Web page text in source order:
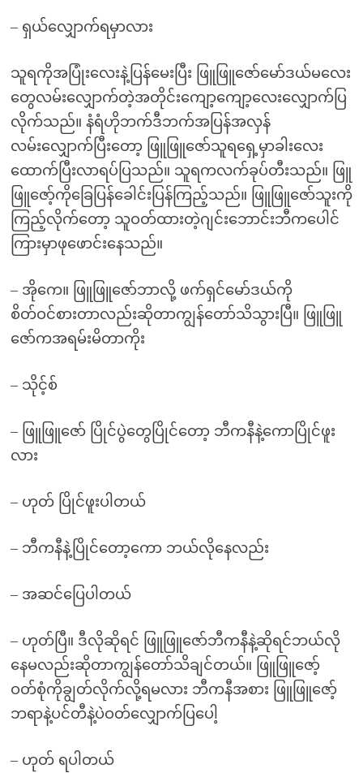
– ရှယ်လျှောက်ရမှာလား
သူရကိုအပြုံးလေးနဲ့ပြန်မေးပြီး ဖြူဖြူဇော်မော်ဒယ်မလေး
တွေလမ်းလျှောက်တဲ့အတိုင်းကျော့ကျော့လေးလျှောက်ပြ
လိုက်သည်။ နံရံဟိုဘက်ဒီဘက်အပြန်အလှန်
လမ်းလျှောက်ပြီးတော့ ဖြူဖြူဇော်သူရရှေ့မှာခါးလေး
ထောက်ပြီးလာရပ်ပြသည်။ သူရကလက်ခုပ်တီးသည်။ ဖြူ
ဖြူဇော့်ကိုခြေပြန်ခေါင်းပြန်ကြည့်သည်။ ဖြူဖြူဇော်သူးကို
ကြည့်လိုက်တော့ သူဝတ်ထားတဲ့ဂျင်းဘောင်းဘီကပေါင်
ကြားမှာဖုဖောင်းနေသည်။
– အိုကေ။ ဖြူဖြူဇော်ဘာလို့ ဖက်ရှင်မော်ဒယ်ကို
စိတ်ဝင်စားတာလည်းဆိုတာကျွန်တော်သိသွားပြီ။ ဖြူဖြူ
ဇော်ကအရမ်းမိတာကိုး
– သိုင့်စ်
– ဖြူဖြူဇော် ပြိုင်ပွဲတွေပြိုင်တော့ ဘီကနီနဲ့ကောပြိုင်ဖူး
လား
– ဟုတ် ပြိုင်ဖူးပါတယ်
– ဘီကနီနဲ့ပြိုင်တော့ကော ဘယ်လိုနေလည်း
– အဆင်ပြေပါတယ်
– ဟုတ်ပြီ။ ဒီလိုဆိုရင် ဖြူဖြူဇော်ဘီကနီနဲ့ဆိုရင်ဘယ်လို
နေမလည်းဆိုတာကျွန်တော်သိချင်တယ်။ ဖြူဖြူဇော့်
ဝတ်စုံကိုချွတ်လိုက်လို့ရမလား ဘီကနီအစား ဖြူဖြူဇော့်
ဘရာနဲ့ပင်တီနဲ့ပဲဝတ်လျှောက်ပြပေါ့
– ဟုတ် ရပါတယ်